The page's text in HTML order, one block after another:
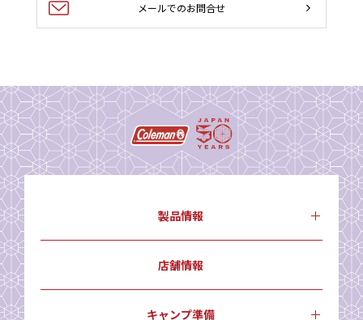
メールでのお問合せ
製品情報
店舗情報
キャンプ準備